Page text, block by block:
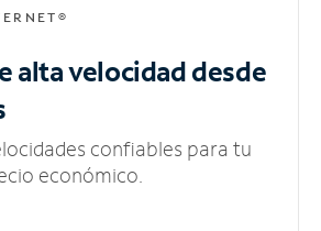
alta velocidaddesde
confiables para tu
económico.